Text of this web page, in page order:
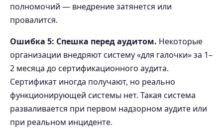
полномочий — внедрение затянется или
провалится.
Ошибка 5: Спешка перед аудитом. Некоторые
организации внедряют систему «для галочки» за 1–
2 месяца до сертификационного аудита.
Сертификат иногда получают, но реально
функционирующей системы нет. Такая система
разваливается при первом надзорном аудите или
при реальном инциденте.